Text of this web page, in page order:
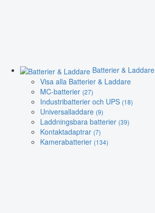
Batterier & Laddare
Visa alla Batterier & Laddare
MC-batterier (27)
Industribatterier och UPS (18)
Universalladdare (9)
Laddningsbara batterier (39)
Kontaktadaptrar (7)
Kamerabatterier (134)